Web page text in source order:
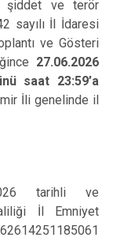
şiddet ve terör
sayılı İl İdaresi
ve Gösteri
27.06.2026
saat 23:59’a
İli genelinde il
tarihli ve
İl Emniyet